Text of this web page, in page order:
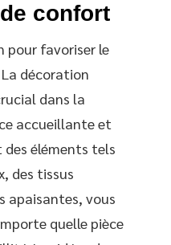
confort
pour favoriser le
décoration
dans la
accueillante et
éléments tels
des tissus
apaisantes, vous
quelle pièce